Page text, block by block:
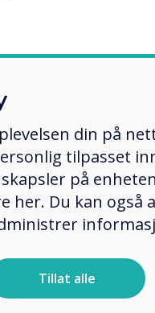
din på
tilpasset
på
her. Du kan også
Tillat alle